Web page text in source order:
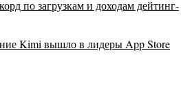
по загрузкам и доходам дейтинг-
Kimi вышло в лидеры App Store